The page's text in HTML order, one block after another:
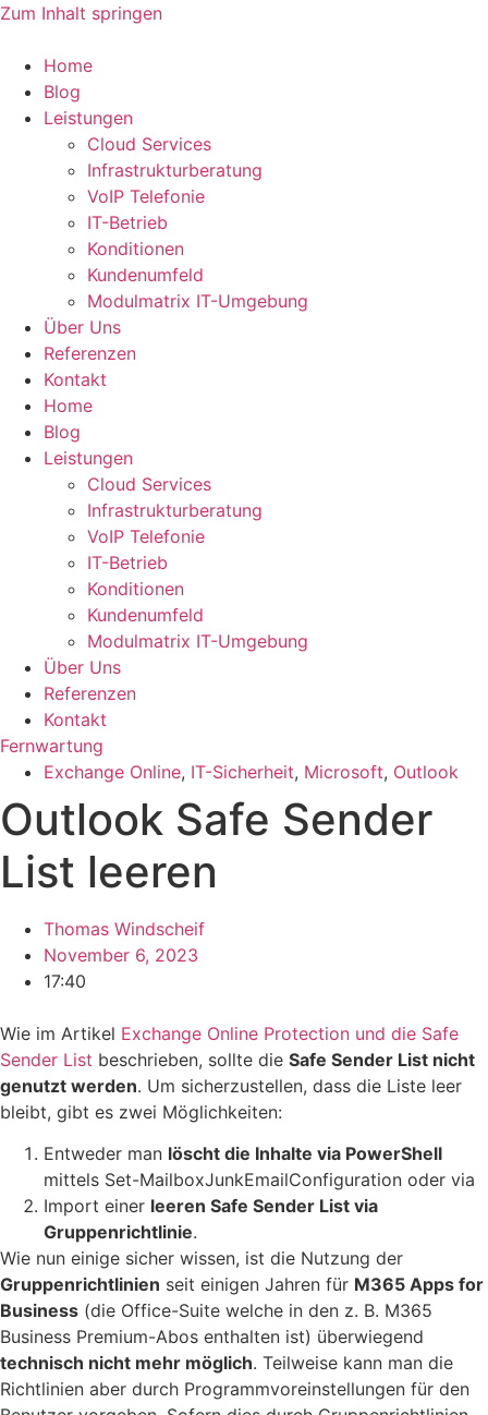
Zum Inhalt springen
Home
Blog
Leistungen
Cloud Services
Infrastrukturberatung
VoIP Telefonie
IT-Betrieb
Konditionen
Kundenumfeld
Modulmatrix IT-Umgebung
Über Uns
Referenzen
Kontakt
Home
Blog
Leistungen
Cloud Services
Infrastrukturberatung
VoIP Telefonie
IT-Betrieb
Konditionen
Kundenumfeld
Modulmatrix IT-Umgebung
Über Uns
Referenzen
Kontakt
Fernwartung
Exchange Online, IT-Sicherheit, Microsoft, Outlook
Outlook Safe Sender
List leeren
Thomas Windscheif
November 6, 2023
17:40
Wie im Artikel Exchange Online Protection und die Safe
Sender List beschrieben, sollte die Safe Sender List nicht
genutzt werden. Um sicherzustellen, dass die Liste leer
bleibt, gibt es zwei Möglichkeiten:
Entweder man löscht die Inhalte via PowerShell
mittels Set-MailboxJunkEmailConfiguration oder via
Import einer leeren Safe Sender List via
Gruppenrichtlinie.
Wie nun einige sicher wissen, ist die Nutzung der
Gruppenrichtlinien seit einigen Jahren für M365 Apps for
Business (die Office-Suite welche in den z. B. M365
Business Premium-Abos enthalten ist) überwiegend
technisch nicht mehr möglich. Teilweise kann man die
Richtlinien aber durch Programmvoreinstellungen für den